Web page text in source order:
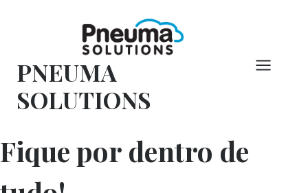
conteúdo
PNEUMA
SOLUTIONS
Fique por dentro de